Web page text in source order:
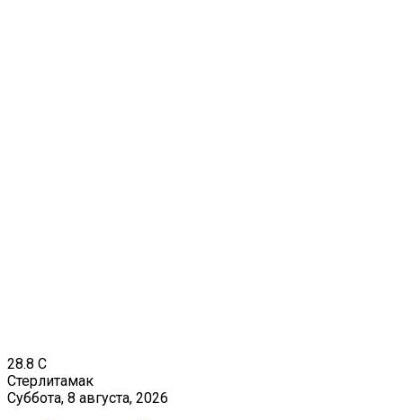
28.8 C
Стерлитамак
Суббота, 8 августа, 2026